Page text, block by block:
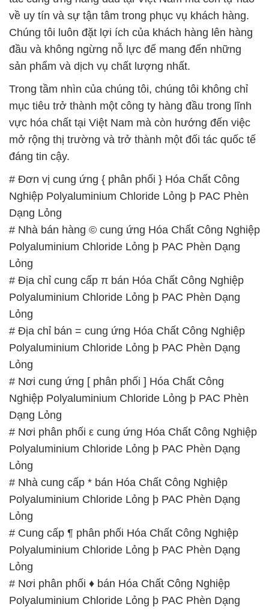
về uy tín và sự tận tâm trong phục vụ khách hàng.
Chúng tôi luôn đặt lợi ích của khách hàng lên hàng
đầu và không ngừng nỗ lực để mang đến những
sản phẩm và dịch vụ chất lượng nhất.
Trong tầm nhìn của chúng tôi, chúng tôi không chỉ
mục tiêu trở thành một công ty hàng đầu trong lĩnh
vực hóa chất tại Việt Nam mà còn hướng đến việc
mở rộng thị trường và trở thành một đối tác quốc tế
đáng tin cậy.
# Đơn vị cung ứng { phân phối } Hóa Chất Công
Nghiệp Polyaluminium Chloride Lỏng þ PAC Phèn
Dạng Lỏng
# Nhà bán hàng © cung ứng Hóa Chất Công Nghiệp
Polyaluminium Chloride Lỏng þ PAC Phèn Dạng
Lỏng
# Địa chỉ cung cấp π bán Hóa Chất Công Nghiệp
Polyaluminium Chloride Lỏng þ PAC Phèn Dạng
Lỏng
# Địa chỉ bán = cung ứng Hóa Chất Công Nghiệp
Polyaluminium Chloride Lỏng þ PAC Phèn Dạng
Lỏng
# Nơi cung ứng [ phân phối ] Hóa Chất Công
Nghiệp Polyaluminium Chloride Lỏng þ PAC Phèn
Dạng Lỏng
# Nơi phân phối ε cung ứng Hóa Chất Công Nghiệp
Polyaluminium Chloride Lỏng þ PAC Phèn Dạng
Lỏng
# Nhà cung cấp * bán Hóa Chất Công Nghiệp
Polyaluminium Chloride Lỏng þ PAC Phèn Dạng
Lỏng
# Cung cấp ¶ phân phối Hóa Chất Công Nghiệp
Polyaluminium Chloride Lỏng þ PAC Phèn Dạng
Lỏng
# Nơi phân phối ♦ bán Hóa Chất Công Nghiệp
Polyaluminium Chloride Lỏng þ PAC Phèn Dạng